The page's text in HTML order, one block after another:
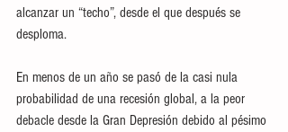
alcanzar un “techo”, desde el que después se
desploma.
En menos de un año se pasó de la casi nula
probabilidad de una recesión global, a la peor
debacle desde la Gran Depresión debido al pésimo